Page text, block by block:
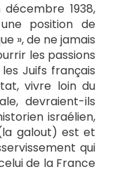
1938,
position de
», de ne jamais
les passions
Juifs français
vivre loin du
devraient-ils
israélien,
galout) est et
qui
de la France